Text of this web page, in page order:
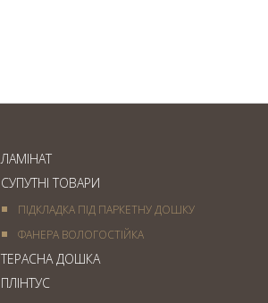
ЛАМІНАТ
СУПУТНІ ТОВАРИ
ПІДКЛАДКА ПІД ПАРКЕТНУ ДОШКУ
ФАНЕРА ВОЛОГОСТІЙКА
ТЕРАСНА ДОШКА
ПЛІНТУС